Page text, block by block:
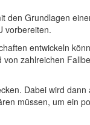
Grundlagen
vorbereiten.
entwickeln
zahlreichen
Dabei wird
müssen, um ein